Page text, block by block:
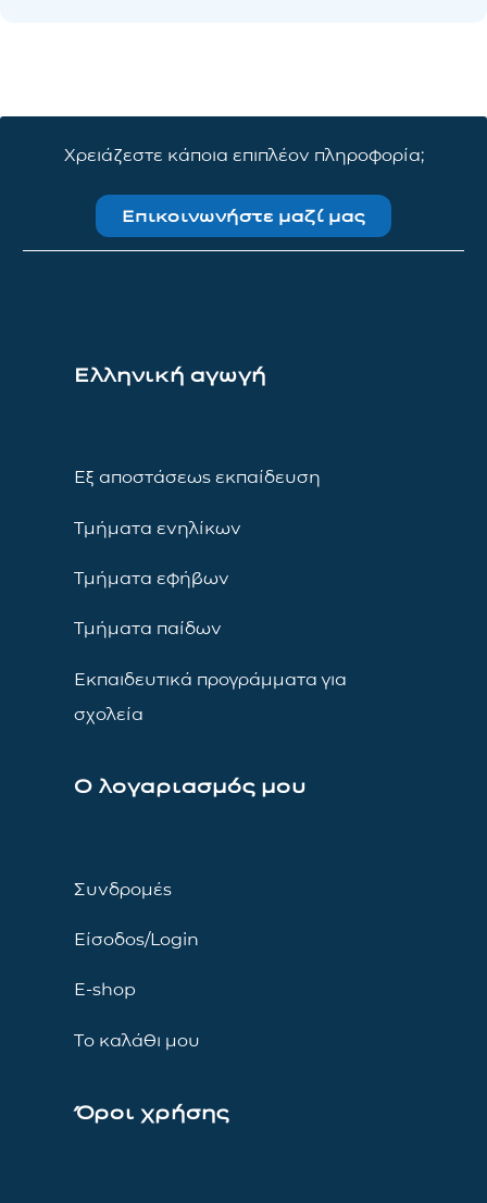
Χρειάζεστε κάποια επιπλέον πληροφορία;
Επικοινωνήστε μαζί μας
Ελληνική αγωγή
Εξ αποστάσεως εκπαίδευση
Τμήματα ενηλίκων
Τμήματα εφήβων
Τμήματα παίδων
Εκπαιδευτικά προγράμματα για
σχολεία
Ο λογαριασμός μου
Συνδρομές
Είσοδος/Login
E-shop
Το καλάθι μου
Όροι χρήσης